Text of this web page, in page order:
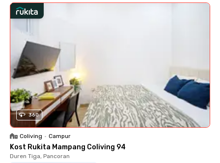
360
Coliving • Campur
Kost Rukita Mampang Coliving 94
Duren Tiga, Pancoran